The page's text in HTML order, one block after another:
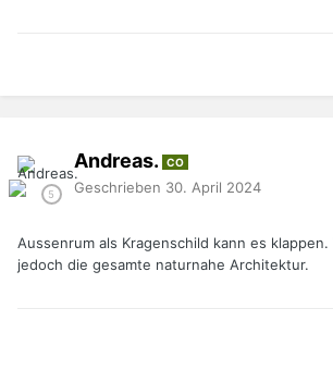
Andreas. CO
Geschrieben 30. April 2024
Aussenrum als Kragenschild kann es
jedoch die gesamte naturnahe Architektur.